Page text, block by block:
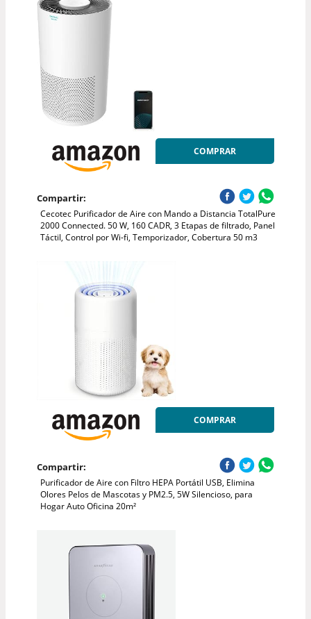
COMPRAR
Compartir:
Cecotec Purificador de Aire con Mando a Distancia TotalPure
2000 Connected. 50 W, 160 CADR, 3 Etapas de filtrado, Panel
Táctil, Control por Wi-fi, Temporizador, Cobertura 50 m3
COMPRAR
Compartir:
Purificador de Aire con Filtro HEPA Portátil USB, Elimina
Olores Pelos de Mascotas y PM2.5, 5W Silencioso, para
Hogar Auto Oficina 20m²